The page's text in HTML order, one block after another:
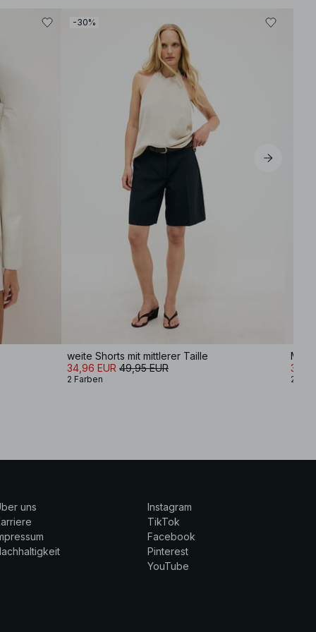
-30%
weite Shorts mit mittlerer Taille
34,96 EUR 49,95 EUR
2 Farben
32,16
2
uns
Instagram
TikTok
Facebook
Pinterest
YouTube